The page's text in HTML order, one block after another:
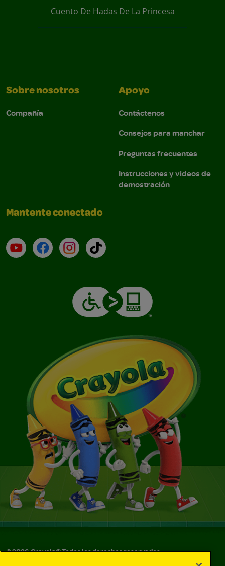
Cuento De Hadas De La Princesa
Sobre nosotros
Compañía
Apoyo
Contáctenos
Consejos para manchar
Preguntas frecuentes
Instrucciones y videos de
demostración
Mantente conectado
YouTube (en inglés)
Facebook (en inglés)
Instagram (en inglés)
TikTok
©2026Crayola® Todos los derechos reservados.